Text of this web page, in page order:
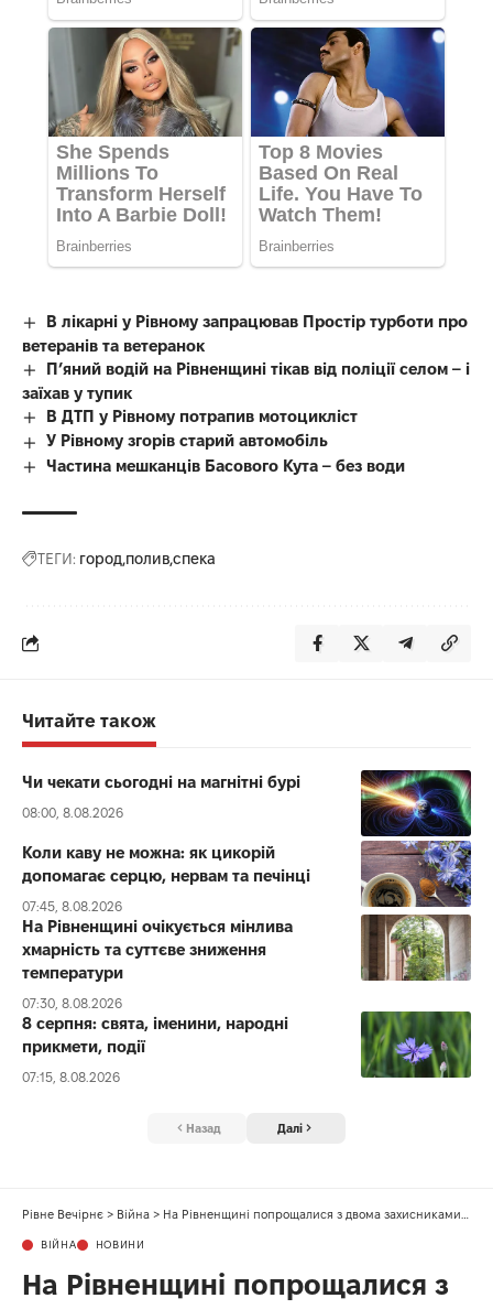
В лікарні у Рівному запрацював Простір турботи про
ветеранів та ветеранок
П’яний водій на Рівненщині тікав від поліції селом – і
заїхав у тупик
В ДТП у Рівному потрапив мотоцикліст
У Рівному згорів старий автомобіль
Частина мешканців Басового Кута – без води
ТЕГИ: город поливспека
Читайте також
Чи чекати сьогодні на магнітні бурі
08:00, 8.08.2026
Коли каву не можна: як цикорій
допомагає серцю, нервам та печінці
07:45, 8.08.2026
На Рівненщині очікується мінлива
хмарність та суттєве зниження
температури
07:30, 8.08.2026
8 серпня: свята, іменини, народні
прикмети, події
07:15, 8.08.2026
Назад Далі
Рівне Вечірнє > Війна > На Рівненщині попрощалися з двома захисниками України
ВІЙНА НОВИНИ
На Рівненщині попрощалися з